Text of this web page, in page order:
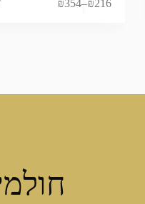
₪216
–
₪354